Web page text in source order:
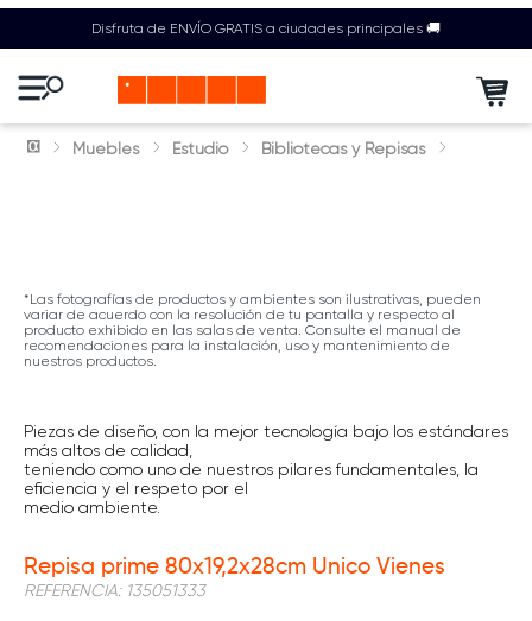
Disfruta de ENVÍO GRATIS a ciudades principales 🚚
Muebles Estudio Bibliotecas y Repisas
*Las fotografías de productos y ambientes son ilustrativas, pueden
variar de acuerdo con la resolución de tu pantalla y respecto al
producto exhibido en las salas de venta. Consulte el manual de
recomendaciones para la instalación, uso y mantenimiento de
nuestros productos.
Piezas de diseño, con la mejor tecnología bajo los estándares
más altos de calidad,
teniendo como uno de nuestros pilares fundamentales, la
eficiencia y el respeto por el
medio ambiente.
Repisa prime 80x19,2x28cm Unico Vienes
REFERENCIA: 135051333